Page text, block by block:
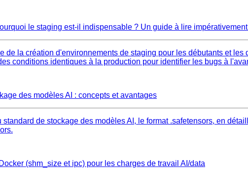
le staging est-il indispensable ? Un guide à lire
de la création d'environnements de staging pour les débutants et
conditions identiques à la production pour identifier les bugs à
des modèles AI : concepts et avantages
de stockage des modèles AI, le format .safetensors, en
(shm_size et ipc) pour les charges de travail AI/data